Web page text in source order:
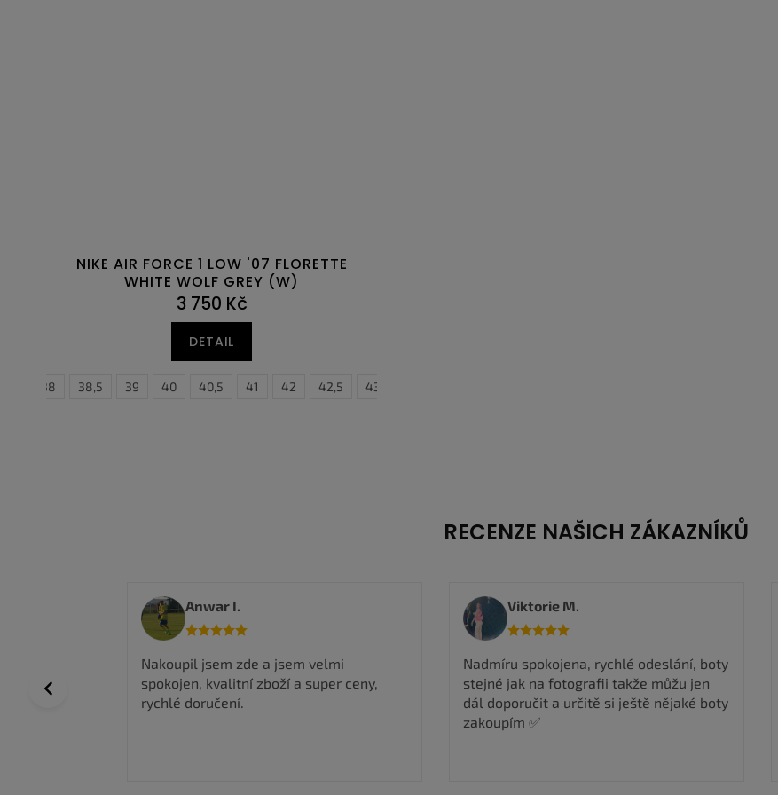
NIKE AIR FORCE 1 LOW '07 FLORETTE
WHITE WOLF GREY (W)
3 750 Kč
DETAIL
38 38,5 39 40 40,5 41 42 42,5 43
RECENZE NAŠICH ZÁKAZNÍKŮ
Previous
Anwar I.
Nakoupil jsem zde a jsem velmi
spokojen, kvalitní zboží a super ceny,
rychlé doručení.
Viktorie M.
Nadmíru spokojena, rychlé odeslání, boty
stejné jak na fotografii takže můžu jen
dál doporučit a určitě si ještě nějaké boty
zakoupím ✅